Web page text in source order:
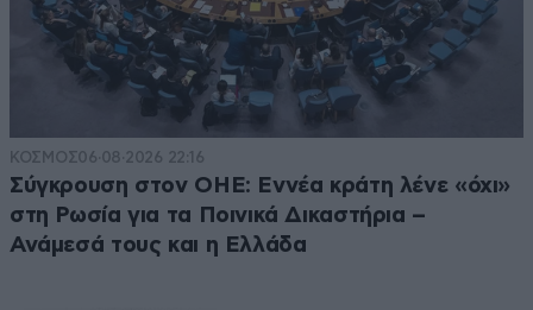
ΚΟΣΜΟΣ06·08·2026 22:16
Σύγκρουση στον ΟΗΕ: Εννέα κράτη λένε «όχι»
στη Ρωσία για τα Ποινικά Δικαστήρια –
Ανάμεσά τους και η Ελλάδα